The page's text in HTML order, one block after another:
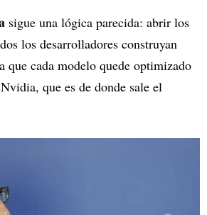
sigue una lógica parecida: abrir los
los desarrolladores construyan
que cada modelo quede optimizado
que es de donde sale el